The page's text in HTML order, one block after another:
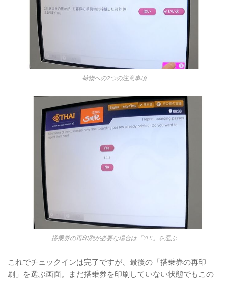
荷物への2つの注意事項
搭乗券の再印刷が必要な場合は「YES」を選ぶ
これでチェックインは完了ですが、最後の「搭乗券の再印
刷」を選ぶ画面。まだ搭乗券を印刷していない状態でもこの